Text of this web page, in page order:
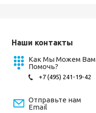
Наши контакты
Как Мы Можем Вам
Помочь?
+7 (495) 241-19-42
Отправьте нам
Email